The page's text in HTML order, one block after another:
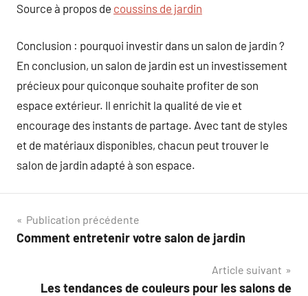
Source à propos de coussins de jardin
Conclusion : pourquoi investir dans un salon de jardin ?
En conclusion, un salon de jardin est un investissement
précieux pour quiconque souhaite profiter de son
espace extérieur. Il enrichit la qualité de vie et
encourage des instants de partage. Avec tant de styles
et de matériaux disponibles, chacun peut trouver le
salon de jardin adapté à son espace.
Navigation
de
Publication précédente
Comment entretenir votre salon de jardin
Article suivant
Les tendances de couleurs pour les salons de